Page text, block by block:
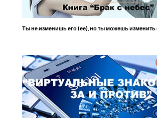
Ты не изменишь его (ее), но ты можешь изменить